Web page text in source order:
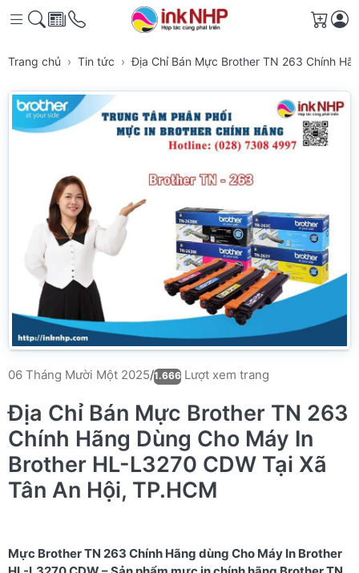
Giỏ
Trang chủ Tin tức Địa Chỉ Bán Mực Brother TN 263 Chính
06 Tháng Mười Một 2025/1.666 Lượt xem trang
Địa Chỉ Bán Mực Brother TN 263
Chính Hãng Dùng Cho Máy In
Brother HL-L3270 CDW Tại Xã
Tân An Hội, TP.HCM
Mực Brother TN 263 Chính Hãng dùng Cho Máy In Brother